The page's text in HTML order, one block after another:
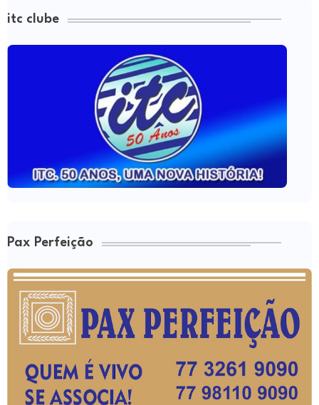
itc clube
Pax Perfeição